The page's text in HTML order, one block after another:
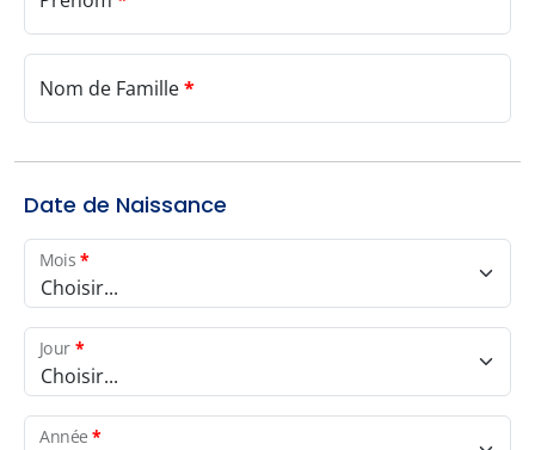
Nom de Famille*
Date de Naissance
Choisir...
Mois*
Choisir...
Jour *
Année*